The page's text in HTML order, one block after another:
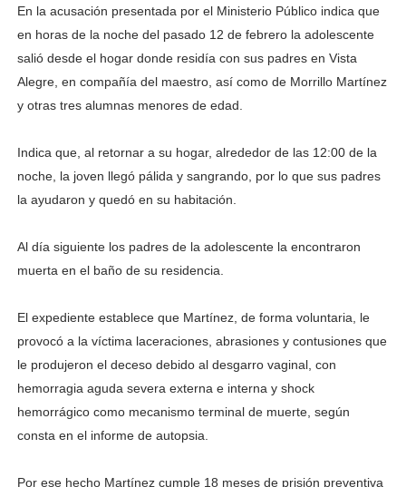
En la acusación presentada por el Ministerio Público indica que
en horas de la noche del pasado 12 de febrero la adolescente
salió desde el hogar donde residía con sus padres en Vista
Alegre, en compañía del maestro, así como de Morrillo Martínez
y otras tres alumnas menores de edad.
Indica que, al retornar a su hogar, alrededor de las 12:00 de la
noche, la joven llegó pálida y sangrando, por lo que sus padres
la ayudaron y quedó en su habitación.
Al día siguiente los padres de la adolescente la encontraron
muerta en el baño de su residencia.
El expediente establece que Martínez, de forma voluntaria, le
provocó a la víctima laceraciones, abrasiones y contusiones que
le produjeron el deceso debido al desgarro vaginal, con
hemorragia aguda severa externa e interna y shock
hemorrágico como mecanismo terminal de muerte, según
consta en el informe de autopsia.
Por ese hecho Martínez cumple 18 meses de prisión preventiva